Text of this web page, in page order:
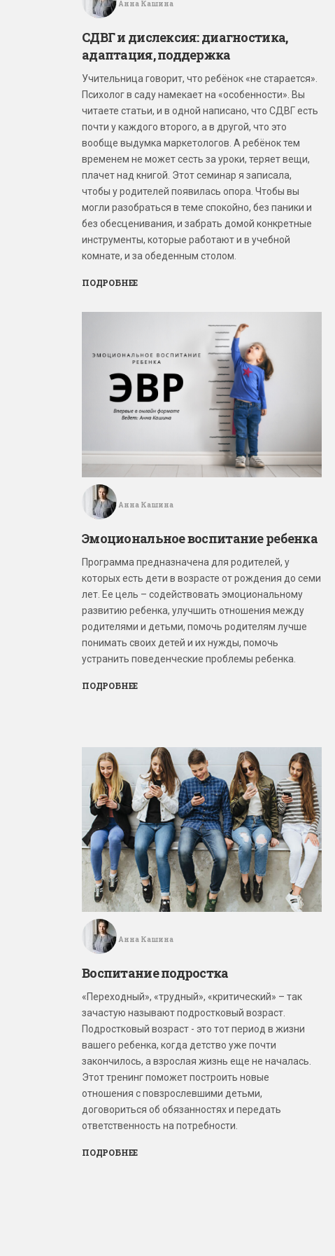
Анна Кашина
СДВГ и дислексия: диагностика,
адаптация, поддержка
Учительница говорит, что ребёнок «не старается».
Психолог в саду намекает на «особенности». Вы
читаете статьи, и в одной написано, что СДВГ есть
почти у каждого второго, а в другой, что это
вообще выдумка маркетологов. А ребёнок тем
временем не может сесть за уроки, теряет вещи,
плачет над книгой. Этот семинар я записала,
чтобы у родителей появилась опора. Чтобы вы
могли разобраться в теме спокойно, без паники и
без обесценивания, и забрать домой конкретные
инструменты, которые работают и в учебной
комнате, и за обеденным столом.
ПОДРОБНЕЕ
Анна Кашина
Эмоциональное воспитание ребенка
Программа предназначена для родителей, у
которых есть дети в возрасте от рождения до семи
лет. Ее цель – содействовать эмоциональному
развитию ребенка, улучшить отношения между
родителями и детьми, помочь родителям лучше
понимать своих детей и их нужды, помочь
устранить поведенческие проблемы ребенка.
ПОДРОБНЕЕ
Анна Кашина
Воспитание подростка
«Переходный», «трудный», «критический» – так
зачастую называют подростковый возраст.
Подростковый возраст - это тот период в жизни
вашего ребенка, когда детство уже почти
закончилось, а взрослая жизнь еще не началась.
Этот тренинг поможет построить новые
отношения с повзрослевшими детьми,
договориться об обязанностях и передать
ответственность на потребности.
ПОДРОБНЕЕ